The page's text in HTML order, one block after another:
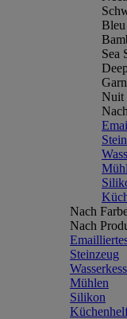
Sea
Nuit
Nach
Nach
Steinzeug
Mühlen
Silikon